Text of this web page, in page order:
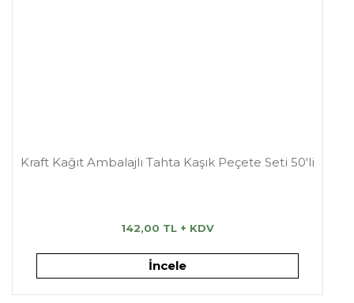
Kraft Kağıt Ambalajlı Tahta Kaşık Peçete Seti 50'li
142,00 TL + KDV
İncele